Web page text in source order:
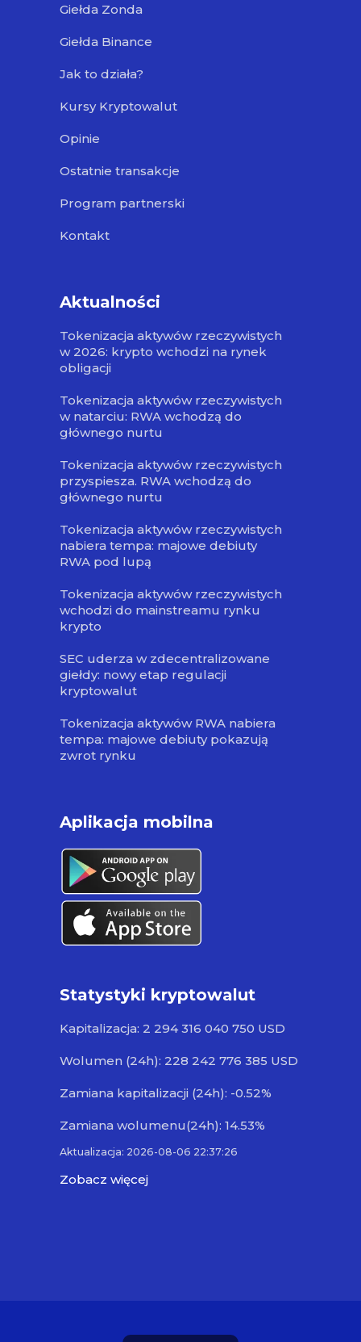
Giełda Zonda
Giełda Binance
Jak to działa?
Kursy Kryptowalut
Opinie
Ostatnie transakcje
Program partnerski
Kontakt
Aktualności
Tokenizacja aktywów rzeczywistych
w 2026: krypto wchodzi na rynek
obligacji
Tokenizacja aktywów rzeczywistych
w natarciu: RWA wchodzą do
głównego nurtu
Tokenizacja aktywów rzeczywistych
przyspiesza. RWA wchodzą do
głównego nurtu
Tokenizacja aktywów rzeczywistych
nabiera tempa: majowe debiuty
RWA pod lupą
Tokenizacja aktywów rzeczywistych
wchodzi do mainstreamu rynku
krypto
SEC uderza w zdecentralizowane
giełdy: nowy etap regulacji
kryptowalut
Tokenizacja aktywów RWA nabiera
tempa: majowe debiuty pokazują
zwrot rynku
Aplikacja mobilna
Statystyki kryptowalut
Kapitalizacja: 2 294 316 040 750 USD
Wolumen (24h): 228 242 776 385 USD
Zamiana kapitalizacji (24h): -0.52%
Zamiana wolumenu(24h): 14.53%
Aktualizacja: 2026-08-06 22:37:26
Zobacz więcej